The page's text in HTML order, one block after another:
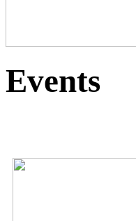
Events